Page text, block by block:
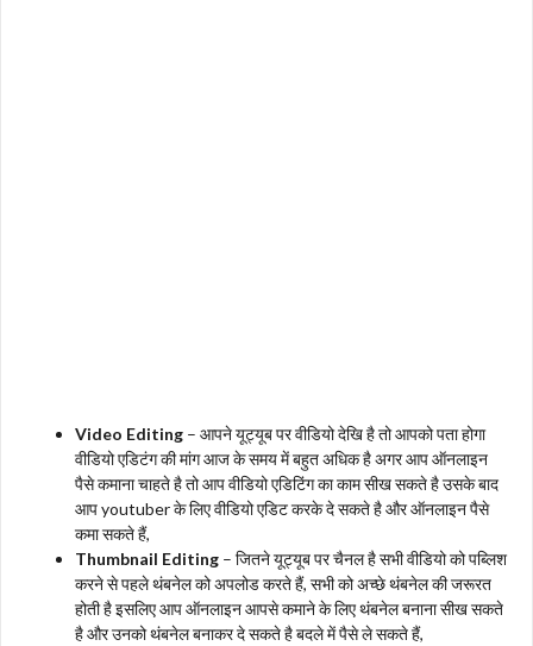
Video Editing – आपने यूट्यूब पर वीडियो देखि है तो आपको पता होगा
वीडियो एडिटंग की मांग आज के समय में बहुत अधिक है अगर आप ऑनलाइन
पैसे कमाना चाहते है तो आप वीडियो एडिटिंग का काम सीख सकते है उसके बाद
आप youtuber के लिए वीडियो एडिट करके दे सकते है और ऑनलाइन पैसे
कमा सकते हैं,
Thumbnail Editing – जितने यूट्यूब पर चैनल है सभी वीडियो को पब्लिश
करने से पहले थंबनेल को अपलोड करते हैं, सभी को अच्छे थंबनेल की जरूरत
होती है इसलिए आप ऑनलाइन आपसे कमाने के लिए थंबनेल बनाना सीख सकते
है और उनको थंबनेल बनाकर दे सकते है बदले में पैसे ले सकते हैं,